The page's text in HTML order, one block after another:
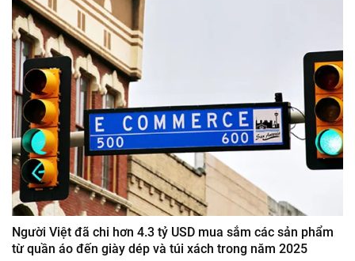
Người Việt đã chi hơn 4.3 tỷ USD mua sắm các sản phẩm
từ quần áo đến giày dép và túi xách trong năm 2025